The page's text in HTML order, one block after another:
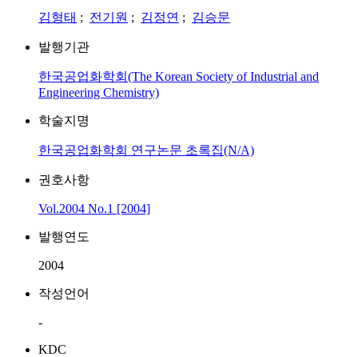
김형태 ; 전기원 ; 김정연 ; 김승문
발행기관
한국공업화학회(The Korean Society of Industrial and
Engineering Chemistry)
학술지명
한국공업화학회 연구논문 초록집(N/A)
권호사항
Vol.2004 No.1 [2004]
발행연도
2004
작성언어
-
KDC